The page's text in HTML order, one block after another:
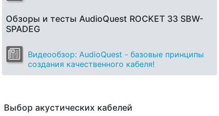
Обзоры и тесты AudioQuest ROCKET 33 SBW-
SPADEG
Видеообзор: AudioQuest - базовые принципы
создания качественного кабеля!
Выбор акустических кабелей